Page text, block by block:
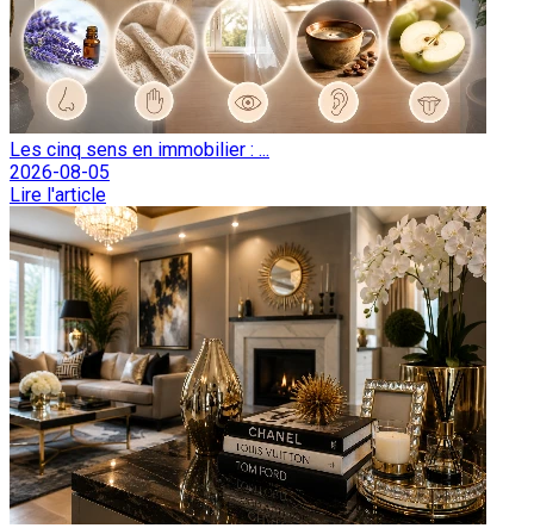
Les cinq sens en immobilier : ...
2026-08-05
Lire l'article